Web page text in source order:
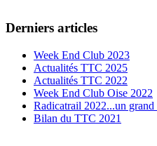
Derniers articles
Week End Club 2023
Actualités TTC 2025
Actualités TTC 2022
Week End Club Oise 2022
Radicatrail 2022...un
Bilan du TTC 2021